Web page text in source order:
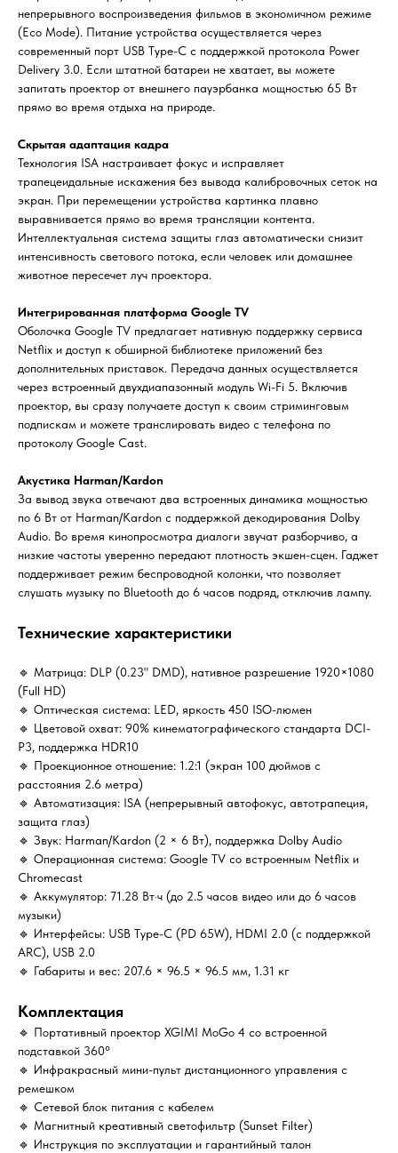
непрерывного воспроизведения фильмов в экономичном режиме
(Eco Mode). Питание устройства осуществляется через
современный порт USB Type-C с поддержкой протокола Power
Delivery 3.0. Если штатной батареи не хватает, вы можете
запитать проектор от внешнего пауэрбанка мощностью 65 Вт
прямо во время отдыха на природе.
Скрытая адаптация кадра
Технология ISA настраивает фокус и исправляет
трапецеидальные искажения без вывода калибровочных сеток на
экран. При перемещении устройства картинка плавно
выравнивается прямо во время трансляции контента.
Интеллектуальная система защиты глаз автоматически снизит
интенсивность светового потока, если человек или домашнее
животное пересечет луч проектора.
Интегрированная платформа Google TV
Оболочка Google TV предлагает нативную поддержку сервиса
Netflix и доступ к обширной библиотеке приложений без
дополнительных приставок. Передача данных осуществляется
через встроенный двухдиапазонный модуль Wi-Fi 5. Включив
проектор, вы сразу получаете доступ к своим стриминговым
подпискам и можете транслировать видео с телефона по
протоколу Google Cast.
Акустика Harman/Kardon
За вывод звука отвечают два встроенных динамика мощностью
по 6 Вт от Harman/Kardon с поддержкой декодирования Dolby
Audio. Во время кинопросмотра диалоги звучат разборчиво, а
низкие частоты уверенно передают плотность экшен-сцен. Гаджет
поддерживает режим беспроводной колонки, что позволяет
слушать музыку по Bluetooth до 6 часов подряд, отключив лампу.
Технические характеристики
🔹 Матрица: DLP (0.23" DMD), нативное разрешение 1920×1080
(Full HD)
🔹 Оптическая система: LED, яркость 450 ISO-люмен
🔹 Цветовой охват: 90% кинематографического стандарта DCI-
P3, поддержка HDR10
🔹 Проекционное отношение: 1.2:1 (экран 100 дюймов с
расстояния 2.6 метра)
🔹 Автоматизация: ISA (непрерывный автофокус, автотрапеция,
защита глаз)
🔹 Звук: Harman/Kardon (2 × 6 Вт), поддержка Dolby Audio
🔹 Операционная система: Google TV со встроенным Netflix и
Chromecast
🔹 Аккумулятор: 71.28 Вт·ч (до 2.5 часов видео или до 6 часов
музыки)
🔹 Интерфейсы: USB Type-C (PD 65W), HDMI 2.0 (с поддержкой
ARC), USB 2.0
🔹 Габариты и вес: 207.6 × 96.5 × 96.5 мм, 1.31 кг
Комплектация
🔹 Портативный проектор XGIMI MoGo 4 со встроенной
подставкой 360°
🔹 Инфракрасный мини-пульт дистанционного управления с
ремешком
🔹 Сетевой блок питания с кабелем
🔹 Магнитный креативный светофильтр (Sunset Filter)
🔹 Инструкция по эксплуатации и гарантийный талон